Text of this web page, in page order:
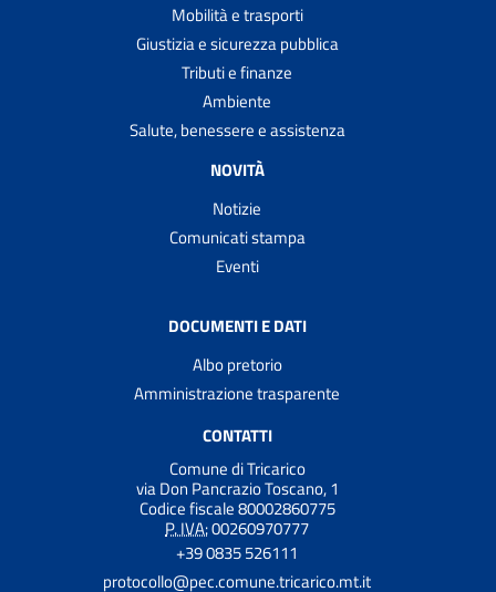
Mobilità e trasporti
Giustizia e sicurezza pubblica
Tributi e finanze
Ambiente
Salute, benessere e assistenza
NOVITÀ
Notizie
Comunicati stampa
Eventi
DOCUMENTI E DATI
Albo pretorio
Amministrazione trasparente
CONTATTI
Comune di Tricarico
via Don Pancrazio Toscano, 1
Codice fiscale 80002860775
P. IVA:00260970777
+39 0835 526111
protocollo@pec.comune.tricarico.mt.it